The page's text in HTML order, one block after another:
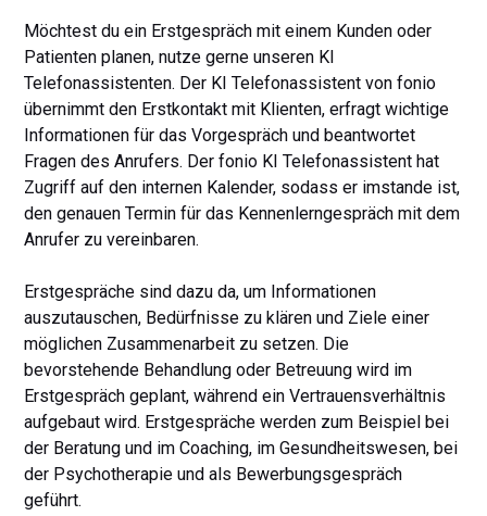
Möchtest du ein Erstgespräch mit einem Kunden oder
Patienten planen, nutze gerne unseren KI
Telefonassistenten. Der KI Telefonassistent von fonio
übernimmt den Erstkontakt mit Klienten, erfragt wichtige
Informationen für das Vorgespräch und beantwortet
Fragen des Anrufers. Der fonio KI Telefonassistent hat
Zugriff auf den internen Kalender, sodass er imstande ist,
den genauen Termin für das Kennenlerngespräch mit dem
Anrufer zu vereinbaren.
Erstgespräche sind dazu da, um Informationen
auszutauschen, Bedürfnisse zu klären und Ziele einer
möglichen Zusammenarbeit zu setzen. Die
bevorstehende Behandlung oder Betreuung wird im
Erstgespräch geplant, während ein Vertrauensverhältnis
aufgebaut wird. Erstgespräche werden zum Beispiel bei
der Beratung und im Coaching, im Gesundheitswesen, bei
der Psychotherapie und als Bewerbungsgespräch
geführt.